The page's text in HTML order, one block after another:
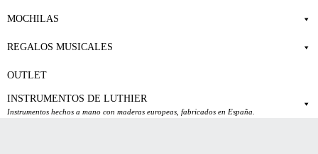
MOCHILAS
REGALOS MUSICALES
OUTLET
INSTRUMENTOS DE LUTHIER
Instrumentos hechos a mano con maderas europeas, fabricados en España.